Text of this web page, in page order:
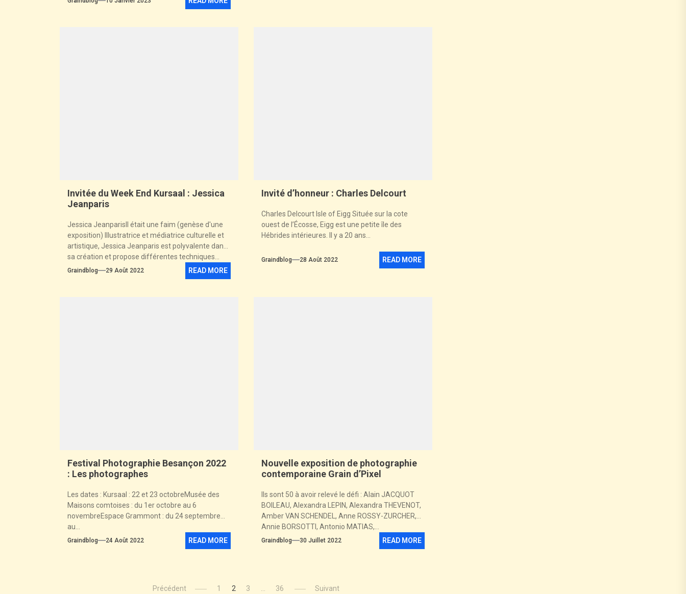
Invitée du Week End Kursaal : Jessica
Jeanparis
Jessica JeanparisIl était une faim (genèse d'une
exposition) Illustratrice et médiatrice culturelle et
artistique, Jessica Jeanparis est polyvalente dans
sa création et propose différentes techniques...
Graindblog 29 Août 2022 READ MORE
Invité d’honneur : Charles Delcourt
Charles Delcourt Isle of Eigg Située sur la cote
ouest de l’Écosse, Eigg est une petite île des
Hébrides intérieures. Il y a 20 ans...
Graindblog 28 Août 2022 READ MORE
Festival Photographie Besançon 2022
: Les photographes
Les dates : Kursaal : 22 et 23 octobreMusée des
Maisons comtoises : du 1er octobre au 6
novembreEspace Grammont : du 24 septembre
au...
Graindblog 24 Août 2022 READ MORE
Nouvelle exposition de photographie
contemporaine Grain d’Pixel
Ils sont 50 à avoir relevé le défi : Alain JACQUOT
BOILEAU, Alexandra LEPIN, Alexandra THEVENOT,
Amber VAN SCHENDEL, Anne ROSSY-ZURCHER,
Annie BORSOTTI, Antonio MATIAS,...
Graindblog 30 Juillet 2022 READ MORE
Précédent 1 2 3 … 36 Suivant